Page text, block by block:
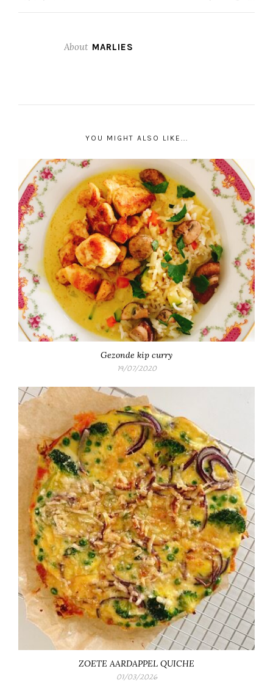
About MARLIES
YOU MIGHT ALSO LIKE...
Gezonde kip curry
19/07/2020
ZOETE AARDAPPEL QUICHE
01/03/2026